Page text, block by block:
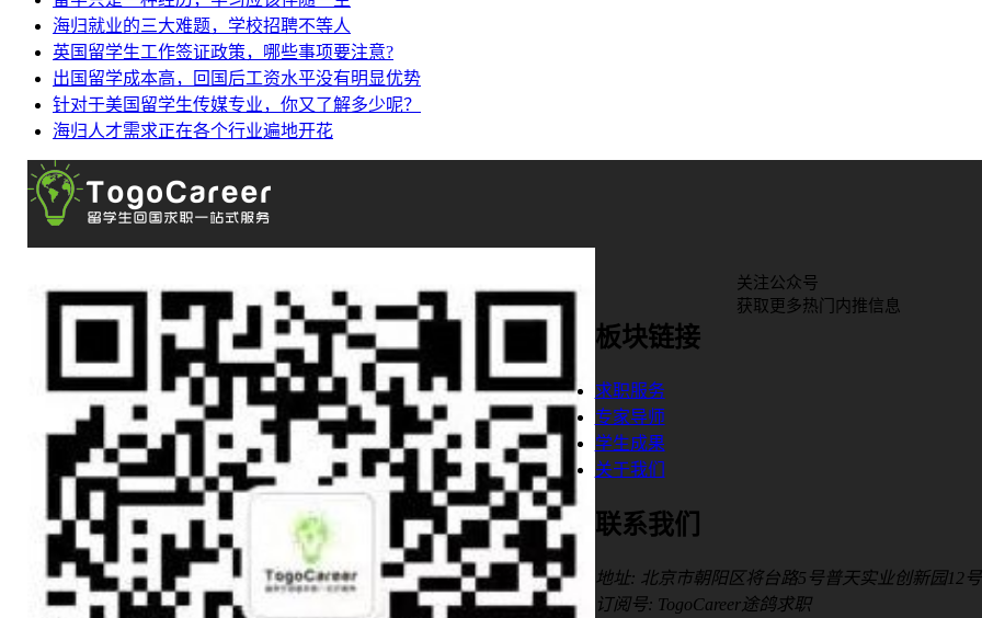
海归就业的三大难题，学校招聘不等人
英国留学生工作签证政策，哪些事项要注意?
出国留学成本高，回国后工资水平没有明显优势
针对于美国留学生传媒专业，你又了解多少呢？
海归人才需求正在各个行业遍地开花
关注公众号
获取更多热门内推信息
板块链接
求职服务
专家导师
学生成果
关于我们
联系我们
地址: 北京市朝阳区将台路5号普天实业创新园12
订阅号: TogoCareer途鸽求职